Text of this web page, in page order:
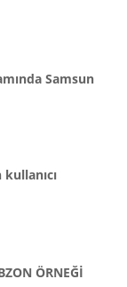
Samsun
ÖRNEĞİ